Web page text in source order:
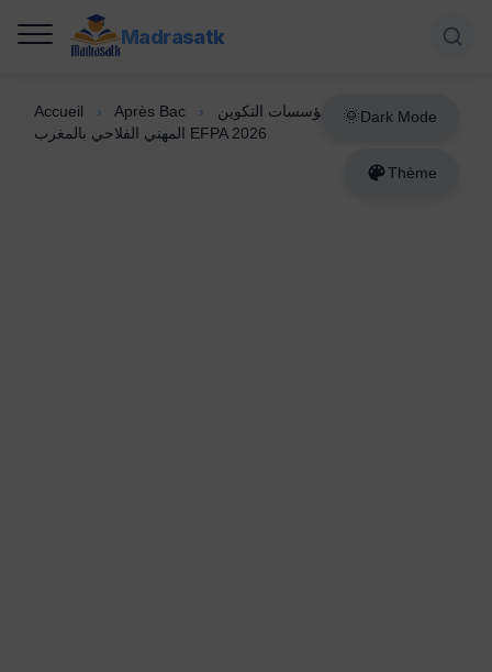
Madrasatk
Dark Mode
Thème
Accueil › Après Bac ›
نتائج مباريات مؤسسات التكوين
المهني الفلاحي بالمغرب EFPA 2026